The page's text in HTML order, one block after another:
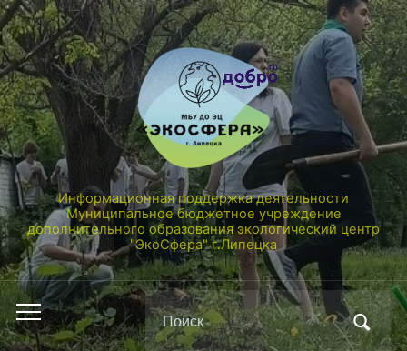
Информационная поддержка деятельности
Муниципальное бюджетное учреждение
дополнительного образования экологический центр
"ЭкоСфера" г.Липецка
Переключить
мобильное
Поиск
по: